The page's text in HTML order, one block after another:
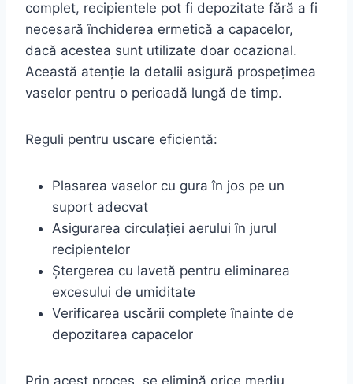
complet, recipientele pot fi depozitate fără a fi
necesară închiderea ermetică a capacelor,
dacă acestea sunt utilizate doar ocazional.
Această atenție la detalii asigură prospețimea
vaselor pentru o perioadă lungă de timp.
Reguli pentru uscare eficientă:
Plasarea vaselor cu gura în jos pe un
suport adecvat
Asigurarea circulației aerului în jurul
recipientelor
Ștergerea cu lavetă pentru eliminarea
excesului de umiditate
Verificarea uscării complete înainte de
depozitarea capacelor